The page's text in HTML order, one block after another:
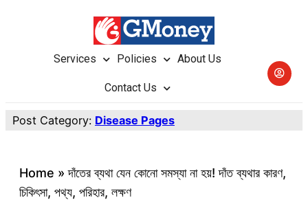
Services Policies About Us
Contact Us
Post Category: Disease Pages
Home »দাঁতের ব্যথা যেন কোনো সমস্যা না হয়! দাঁত ব্যথার কারণ,
চিকিৎসা, পথ্য, পরিহার, লক্ষণ